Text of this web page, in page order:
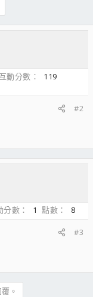
互動分數
119
#2
分數 1 點數
8
#3
。